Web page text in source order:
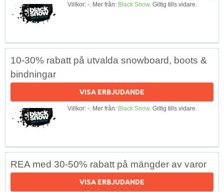
Villkor: -. Mer från: Black Snow. Giltig tills vidare.
10-30% rabatt på utvalda snowboard, boots &
bindningar
VISA ERBJUDANDE
Villkor: -. Mer från: Black Snow. Giltig tills vidare.
REA med 30-50% rabatt på mängder av varor
VISA ERBJUDANDE